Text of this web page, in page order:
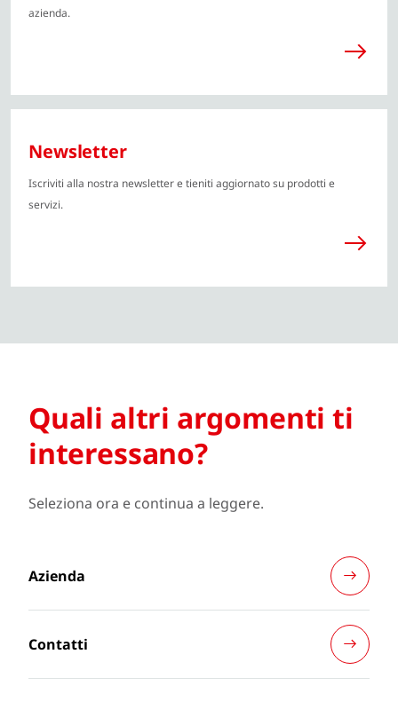
azienda.
Newsletter
Iscriviti alla nostra newsletter e tieniti aggiornato su prodotti e
servizi.
Quali altri argomenti ti
interessano?
Seleziona ora e continua a leggere.
Azienda
Contatti